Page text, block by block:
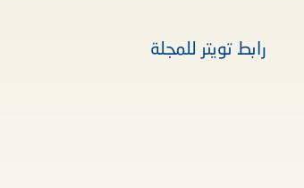
رابط تويتر للمجلة